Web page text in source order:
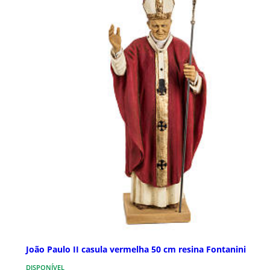
João Paulo II casula vermelha 50 cm resina Fontanini
DISPONÍVEL